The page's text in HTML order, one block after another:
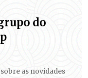
do
as novidades